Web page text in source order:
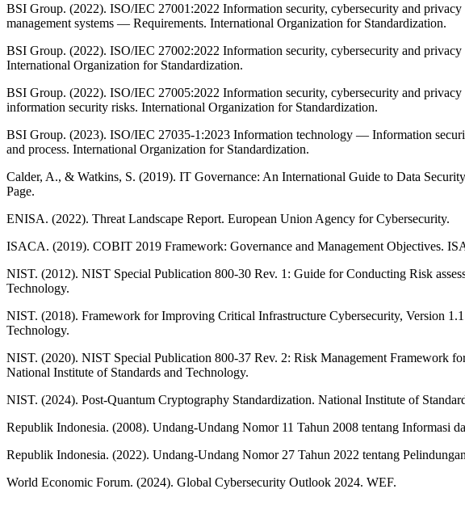
BSI Group. (2022). ISO/IEC 27001:2022 Information security, cybersecurity and
management systems — Requirements. International Organization for Standardization.
BSI Group. (2022). ISO/IEC 27002:2022 Information security, cybersecurity and
International Organization for Standardization.
BSI Group. (2022). ISO/IEC 27005:2022 Information security, cybersecurity and
information security risks. International Organization for Standardization.
BSI Group. (2023). ISO/IEC 27035-1:2023 Information technology — Information
and process. International Organization for Standardization.
Calder, A., & Watkins, S. (2019). IT Governance: An International Guide to Data
Page.
ENISA. (2022). Threat Landscape Report. European Union Agency for Cybersecurity.
ISACA. (2019). COBIT 2019 Framework: Governance and Management Objectives.
NIST. (2012). NIST Special Publication 800-30 Rev. 1: Guide for Conducting Risk
Technology.
NIST. (2018). Framework for Improving Critical Infrastructure Cybersecurity, Version
Technology.
NIST. (2020). NIST Special Publication 800-37 Rev. 2: Risk Management Framework
National Institute of Standards and Technology.
NIST. (2024). Post-Quantum Cryptography Standardization. National Institute of
Republik Indonesia. (2008). Undang-Undang Nomor 11 Tahun 2008 tentang Informasi
Republik Indonesia. (2022). Undang-Undang Nomor 27 Tahun 2022 tentang
World Economic Forum. (2024). Global Cybersecurity Outlook 2024. WEF.